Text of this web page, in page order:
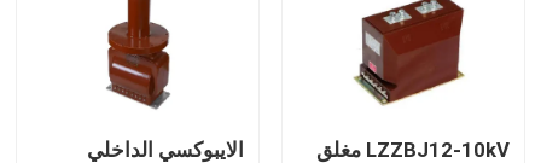
مراقبة الجودة
LZZBJ12-10kV مغلق
الايبوكسي الداخلي